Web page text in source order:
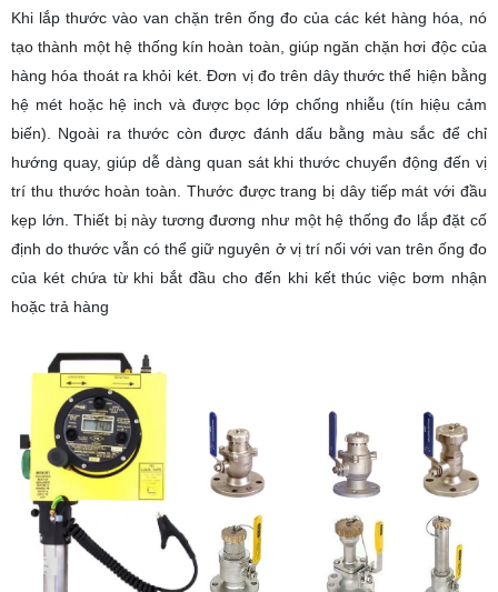
Khi lắp thước vào van chặn trên ống đo của các két hàng hóa, nó
tạo thành một hệ thống kín hoàn toàn, giúp ngăn chặn hơi độc của
hàng hóa thoát ra khỏi két. Đơn vị đo trên dây thước thể hiện bằng
hệ mét hoặc hệ inch và được bọc lớp chống nhiễu (tín hiệu cảm
biến). Ngoài ra thước còn được đánh dấu bằng màu sắc để chỉ
hướng quay, giúp dễ dàng quan sát khi thước chuyển động đến vị
trí thu thước hoàn toàn. Thước được trang bị dây tiếp mát với đầu
kẹp lớn. Thiết bị này tương đương như một hệ thống đo lắp đặt cố
định do thước vẫn có thể giữ nguyên ở vị trí nối với van trên ống đo
của két chứa từ khi bắt đầu cho đến khi kết thúc việc bơm nhận
hoặc trả hàng